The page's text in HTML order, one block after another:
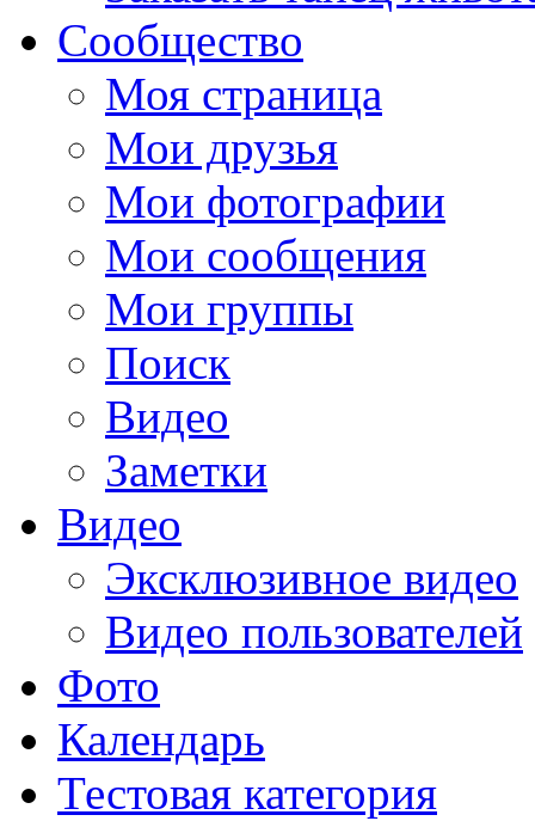
Сообщество
Моя страница
Мои друзья
Мои фотографии
Мои сообщения
Мои группы
Поиск
Видео
Заметки
Видео
Эксклюзивное видео
Видео пользователей
Фото
Календарь
Тестовая категория